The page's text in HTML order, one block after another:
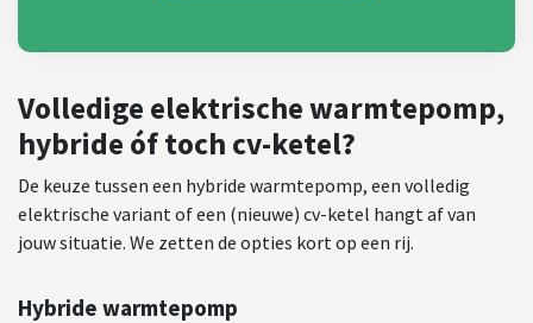
Volledige elektrische warmtepomp,
hybride óf toch cv-ketel?
De keuze tussen een hybride warmtepomp, een volledig
elektrische variant of een (nieuwe) cv-ketel hangt af van
jouw situatie. We zetten de opties kort op een rij.
Hybride warmtepomp